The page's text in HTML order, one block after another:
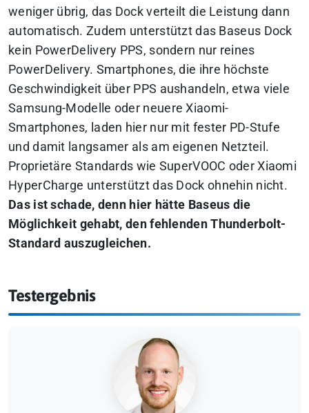
weniger übrig, das Dock verteilt die Leistung dann
automatisch. Zudem unterstützt das Baseus Dock
kein PowerDelivery PPS, sondern nur reines
PowerDelivery. Smartphones, die ihre höchste
Geschwindigkeit über PPS aushandeln, etwa viele
Samsung-Modelle oder neuere Xiaomi-
Smartphones, laden hier nur mit fester PD-Stufe
und damit langsamer als am eigenen Netzteil.
Proprietäre Standards wie SuperVOOC oder Xiaomi
HyperCharge unterstützt das Dock ohnehin nicht.
Das ist schade, denn hier hätte Baseus die
Möglichkeit gehabt, den fehlenden Thunderbolt-
Standard auszugleichen.
Testergebnis